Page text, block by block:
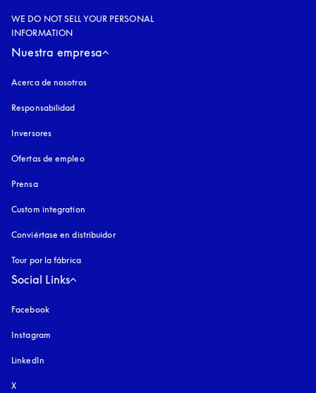
WE DO NOT SELL YOUR PERSONAL
INFORMATION
Nuestra empresa
Acerca de nosotros
Responsabilidad
Inversores
Ofertas de empleo
Prensa
Custom integration
Conviértase en distribuidor
Tour por la fábrica
Social Links
Facebook
Instagram
LinkedIn
X